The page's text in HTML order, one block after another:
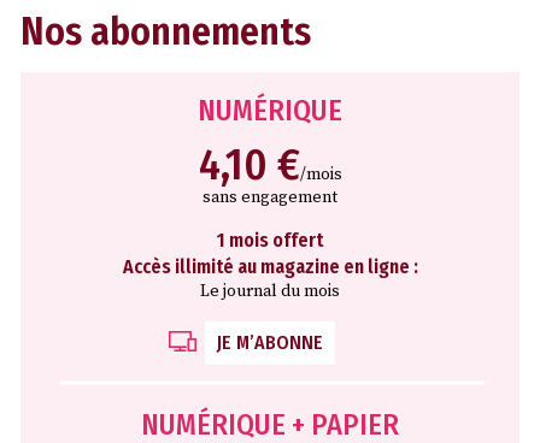
Nos abonnements
NUMÉRIQUE
4,10 €/mois
sans engagement
1 mois offert
Accès illimité au magazine en ligne :
Le journal du mois
JE M’ABONNE
NUMÉRIQUE + PAPIER